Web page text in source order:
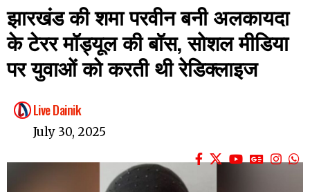
झारखंड की शमा परवीन बनी अलकायदा
के टेरर मॉड्यूल की बॉस, सोशल मीडिया
पर युवाओं को करती थी रेडिक्लाइज
Live Dainik
July 30, 2025